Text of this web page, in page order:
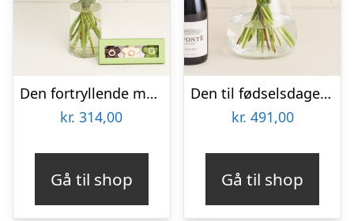
Den fortryllende med CHO CHO marcipanblomster
kr. 314,00
Gå til shop
Den til fødselsdagen med Lavonte, Zinfandel
kr. 491,00
Gå til shop